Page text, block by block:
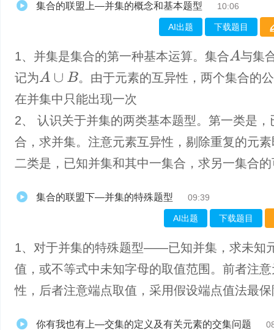
集合的联盟上—并集的概念和基本题型 10:06
AI出题 下载题目
1、并集是集合的第一种基本运算。集合 A 与集
记为 A∪ B
。由于元素的互异性，两个集合的
在并集中只能出现一次
2、 认识关于并集的两类基本题型。第一类是，
合，求并集。注意元素互异性，剔除重复的元
二类是，已知并集和其中一集合，求另一集合
集合的联盟下—并集的特殊题型 09:39
AI出题 下载题目
1、对于并集的特殊题型——已知并集，求未知
值，或不等式中未知字母的取值范围。前者注
性，后者注意端点取值，采用假设端点值法最保
你有我也有上—交集的定义及有关元素的交集问题